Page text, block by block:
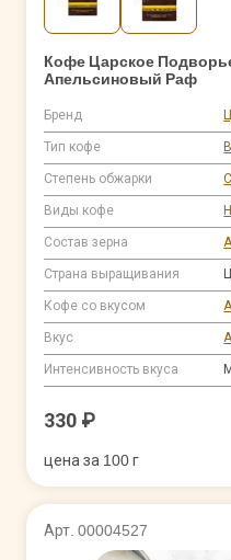
Кофе Царское
Апельсиновый Раф
Бренд
Тип кофе
Степень обжарки
Виды кофе
Состав зерна
Страна выращивания
Кофе со вкусом
Вкус
Интенсивность вкуса
330 ₽
цена за 100 г
Арт. 00004527